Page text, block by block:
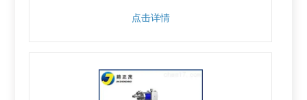
点击详情